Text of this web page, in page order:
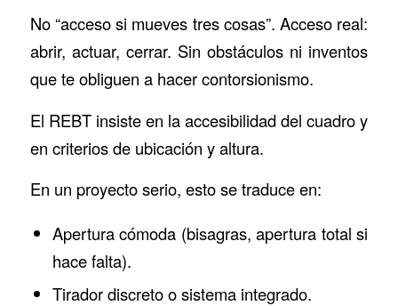
No “acceso si mueves tres cosas”. Acceso real:
abrir, actuar, cerrar. Sin obstáculos ni inventos
que te obliguen a hacer contorsionismo.
El REBT insiste en la accesibilidad del cuadro y
en criterios de ubicación y altura.
En un proyecto serio, esto se traduce en:
Apertura cómoda (bisagras, apertura total si
hace falta).
Tirador discreto o sistema integrado.